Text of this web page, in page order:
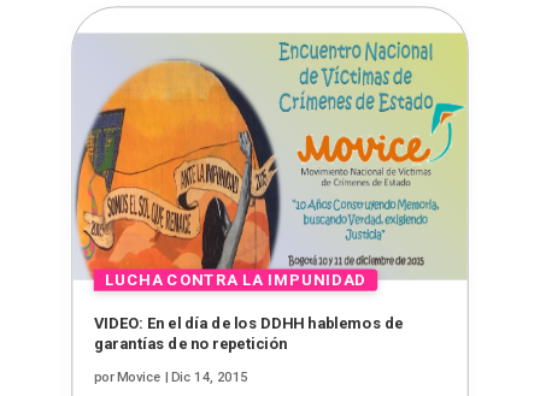
VIDEO: En el día de los DDHH hablemos de
garantías de no repetición
porMovice | Dic 14, 2015